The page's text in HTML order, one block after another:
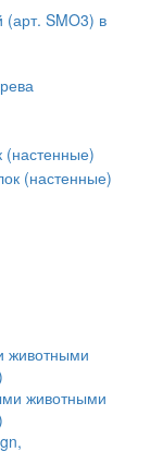
(арт. SMO3) в
(настенные)
животными